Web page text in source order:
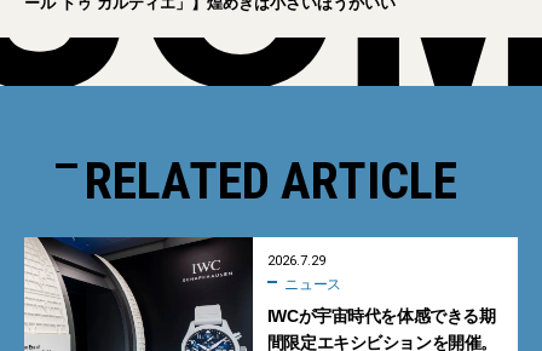
RELATED ARTICLE
2026.7.29
ニュース
IWCが宇宙時代を体感できる期
間限定エキシビションを開催。